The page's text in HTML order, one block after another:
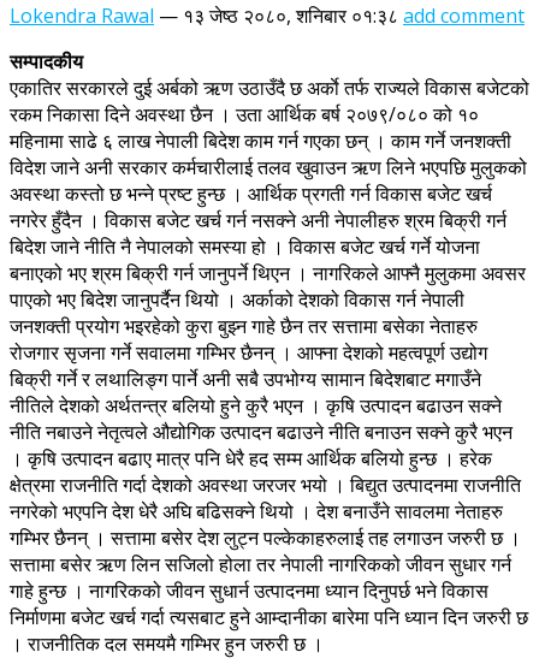
Lokendra Rawal — १३ जेष्ठ २०८०, शनिबार ०१:३८ add comment
सम्पादकीय
एकातिर सरकारले दुई अर्बको ऋण उठाउँदै छ अर्काे तर्फ राज्यले विकास बजेटको
रकम निकासा दिने अवस्था छैन । उता आर्थिक बर्ष २०७९/०८० को १०
महिनामा साढे ६ लाख नेपाली बिदेश काम गर्न गएका छन् । काम गर्ने जनशक्ती
विदेश जाने अनी सरकार कर्मचारीलाई तलव खुवाउन ऋण लिने भएपछि मुलुकको
अवस्था कस्तो छ भन्ने प्रष्ट हुन्छ । आर्थिक प्रगती गर्न विकास बजेट खर्च
नगरेर हुँदैन । विकास बजेट खर्च गर्न नसक्ने अनी नेपालीहरु श्रम बिक्री गर्न
बिदेश जाने नीति नै नेपालको समस्या हो । विकास बजेट खर्च गर्ने योजना
बनाएको भए श्रम बिक्री गर्न जानुपर्ने थिएन । नागरिकले आफ्नै मुलुकमा अवसर
पाएको भए बिदेश जानुपर्दैन थियो । अर्काको देशको विकास गर्न नेपाली
जनशक्ती प्रयोग भइरहेको कुरा बुझ्न गाहे छैन तर सत्तामा बसेका नेताहरु
रोजगार सृजना गर्ने सवालमा गम्भिर छैनन् । आफ्ना देशको महत्वपूर्ण उद्योग
बिक्री गर्ने र लथालिङ्ग पार्ने अनी सबै उपभोग्य सामान बिदेशबाट मगाउँने
नीतिले देशको अर्थतन्त्र बलियो हुने कुरै भएन । कृषि उत्पादन बढाउन सक्ने
नीति नबाउने नेतृत्वले औद्योगिक उत्पादन बढाउने नीति बनाउन सक्ने कुरै भएन
। कृषि उत्पादन बढाए मात्र पनि धेरै हद सम्म आर्थिक बलियो हुन्छ । हरेक
क्षेत्रमा राजनीति गर्दा देशको अवस्था जरजर भयो । बिद्युत उत्पादनमा राजनीति
नगरेको भएपनि देश धेरै अघि बढिसक्ने थियो । देश बनाउँने सावलमा नेताहरु
गम्भिर छैनन् । सत्तामा बसेर देश लुट्न पल्केकाहरुलाई तह लगाउन जरुरी छ ।
सत्तामा बसेर ऋण लिन सजिलो होला तर नेपाली नागरिकको जीवन सुधार गर्न
गाहे हुन्छ । नागरिकको जीवन सुधार्न उत्पादनमा ध्यान दिनुपर्छ भने विकास
निर्माणमा बजेट खर्च गर्दा त्यसबाट हुने आम्दानीका बारेमा पनि ध्यान दिन जरुरी छ
। राजनीतिक दल समयमै गम्भिर हुन जरुरी छ ।